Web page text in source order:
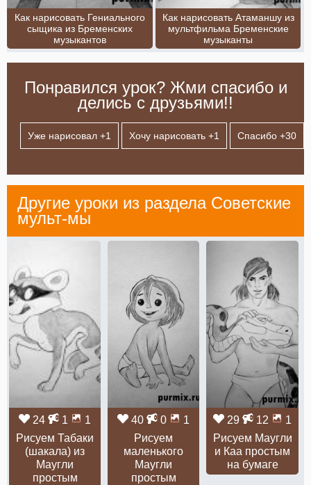
Как нарисовать Гениального
сыщика из Бременских
музыкантов
Как нарисовать Атаманшу из
мультфильма Бременские
музыканты
Понравился урок? Жми спасибо и
делись с друзьями!!
Уже нарисовал +1 Хочу нарисовать +1 Спасибо +30
Другие уроки из раздела Советские
мульт-мы
24 1
1
Рисуем Табаки
(шакала) из
Маугли
простым
40 0
1
Рисуем
маленького
Маугли
простым
29 12
1
Рисуем Маугли
и Каа простым
на бумаге